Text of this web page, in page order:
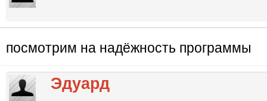
посмотрим на надёжность программы
Эдуард